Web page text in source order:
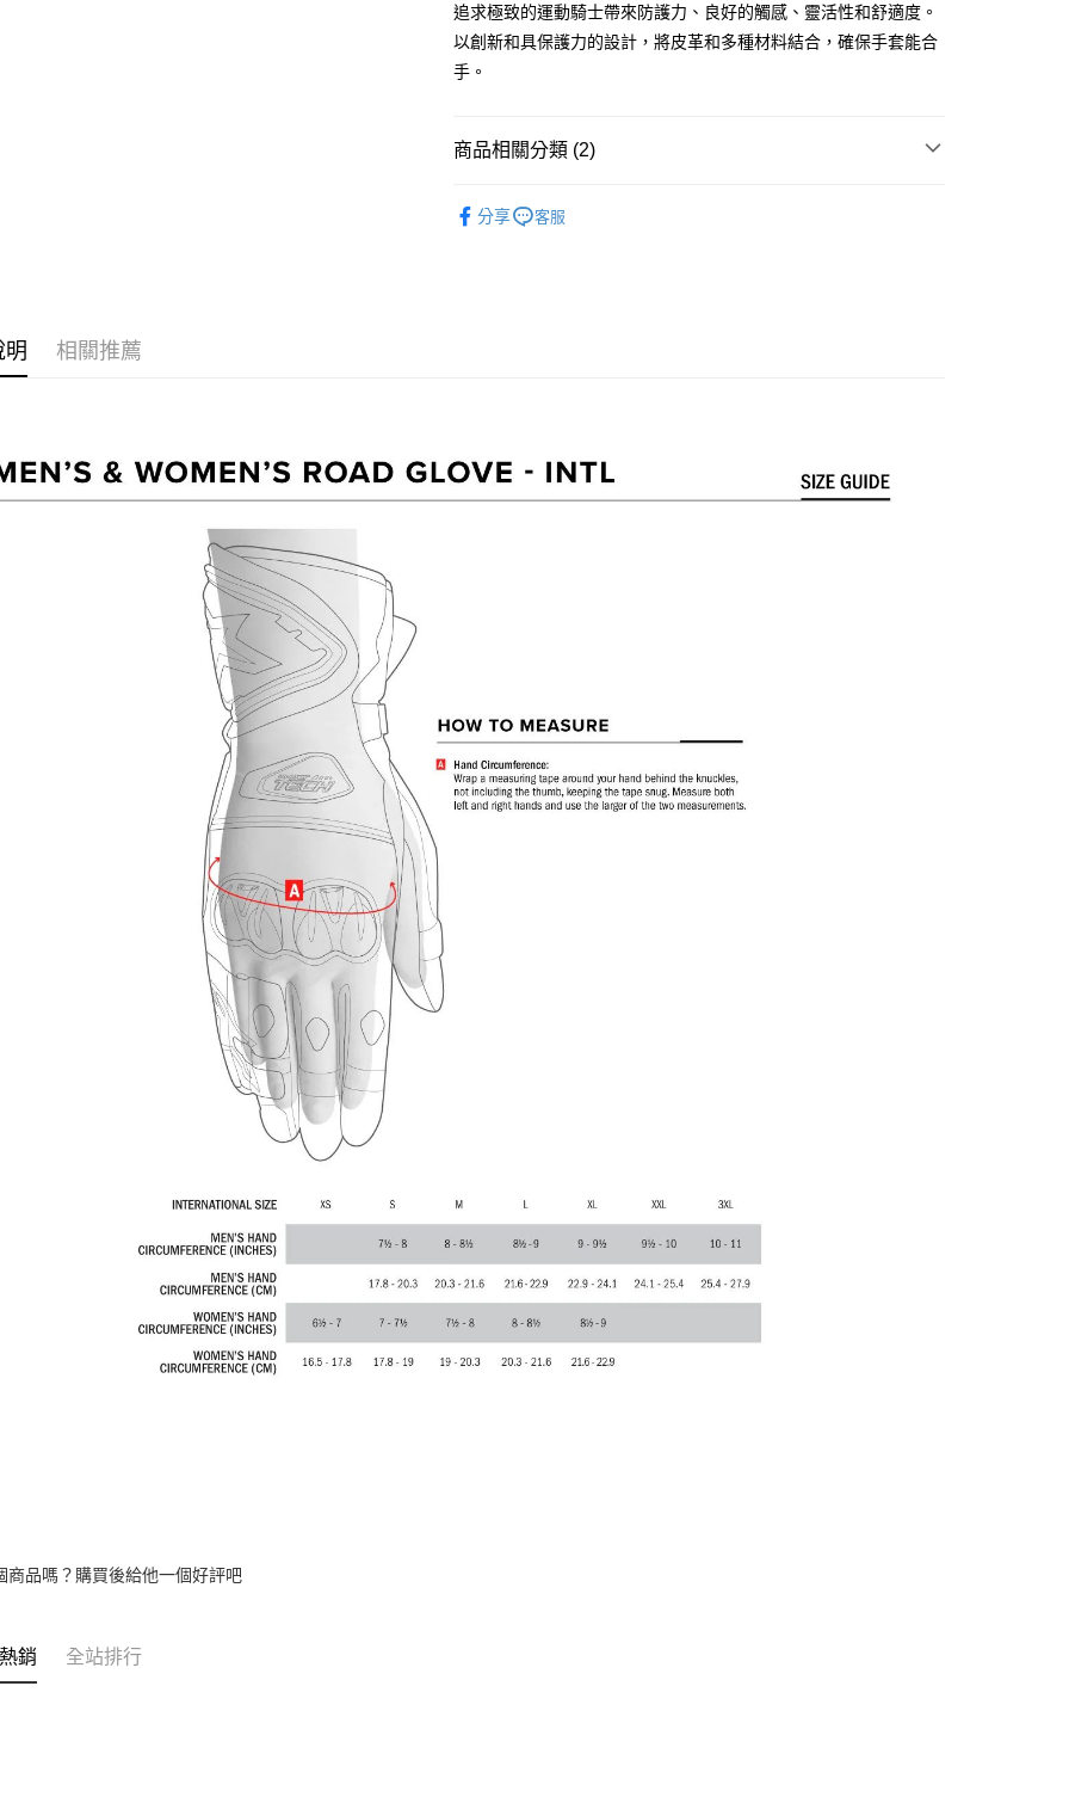
【注意事項】
１．透過由恩沛科技股份有限公司提供之「AFTEE先享後付」服務完成之
交易，需依本服務之必要範圍內提供個人資料，並將交易相關給付款項請
３．未成年的使用者請事先徵得法定代理人或監護人之同意方可使用
４．使用「AFTEE先享後付」時，將依據個別帳號之用戶狀況，依本公司
即時審查核予不同之上限額度；若仍有額度不足之情形，本公司將視審查
宅配
每筆NT$80，滿NT$1,999(含以上)免運費
追求極致的運動騎士帶來防護力、良好的觸感、靈活性和舒適度。
以創新和具保護力的設計，將皮革和多種材料結合，確保手套能合
手。
商品相關分類 (2)
分享 客服
明 相關推薦
商品嗎？購買後給他一個好評吧
銷 全站排行